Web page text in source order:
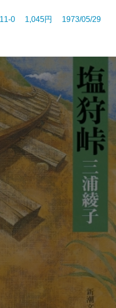
0 1,045円 1973/05/29